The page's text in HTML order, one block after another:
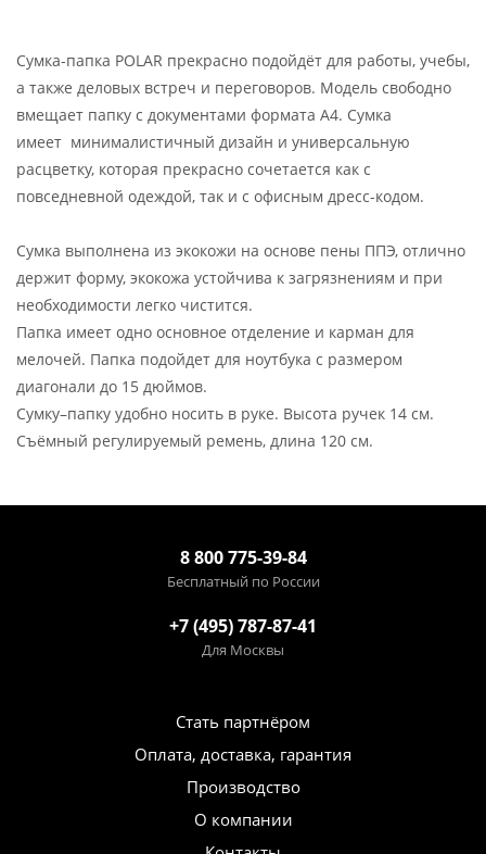
Сумка-папка POLAR прекрасно подойдёт для работы, учебы,
а также деловых встреч и переговоров. Модель свободно
вмещает папку с документами формата А4. Сумка
имеет минималистичный дизайн и универсальную
расцветку, которая прекрасно сочетается как с
повседневной одеждой, так и с офисным дресс-кодом.
Сумка выполнена из экокожи на основе пены ППЭ, отлично
держит форму, экокожа устойчива к загрязнениям и при
необходимости легко чистится.
Папка имеет одно основное отделение и карман для
мелочей. Папка подойдет для ноутбука с размером
диагонали до 15 дюймов.
Сумку–папку удобно носить в руке. Высота ручек 14 см.
Съёмный регулируемый ремень, длина 120 см.
8 800 775-39-84
Бесплатный по России
+7 (495) 787-87-41
Для Москвы
Стать партнёром
Оплата, доставка, гарантия
Производство
О компании